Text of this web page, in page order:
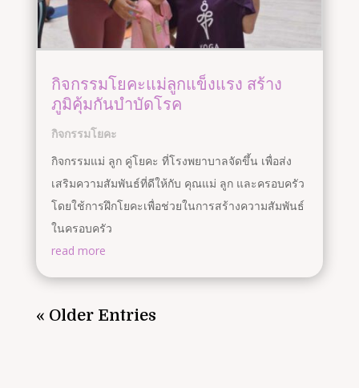
กิจกรรมโยคะแม่ลูกแข็งแรง สร้าง
ภูมิคุ้มกันบำบัดโรค
กิจกรรมโยคะ
กิจกรรมแม่ ลูก คู่โยคะ ที่โรงพยาบาลจัดขึ้น เพื่อส่ง
เสริมความสัมพันธ์ที่ดีให้กับ คุณแม่ ลูก และครอบครัว
โดยใช้การฝึกโยคะเพื่อช่วยในการสร้างความสัมพันธ์
ในครอบครัว
read more
« Older Entries